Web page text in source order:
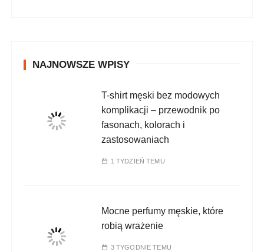
NAJNOWSZE WPISY
T-shirt męski bez modowych
komplikacji – przewodnik po
fasonach, kolorach i
zastosowaniach
1 TYDZIEŃ TEMU
Mocne perfumy męskie, które
robią wrażenie
3 TYGODNIE TEMU